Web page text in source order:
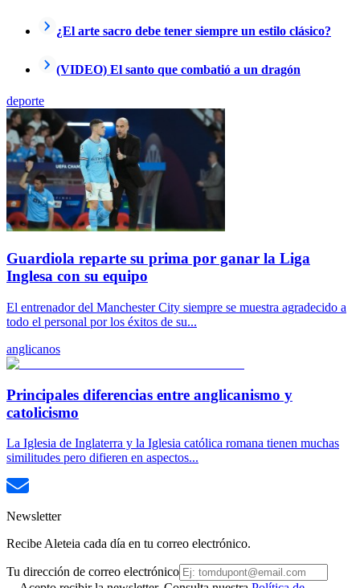
¿El arte sacro debe tener siempre un estilo clásico?
(VIDEO) El santo que combatió a un dragón
deporte
Guardiola reparte su prima por ganar la Liga
Inglesa con su equipo
El entrenador del Manchester City siempre se muestra agradecido a
todo el personal por los éxitos de su...
anglicanos
Principales diferencias entre anglicanismo y
catolicismo
La Iglesia de Inglaterra y la Iglesia católica romana tienen muchas
similitudes pero difieren en aspectos...
Newsletter
Recibe Aleteia cada día en tu correo electrónico.
Tu dirección de correo electrónico